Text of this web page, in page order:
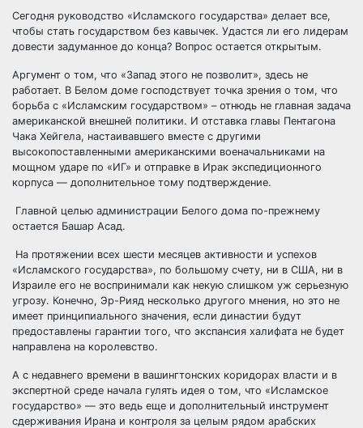
Сегодня руководство «Исламского государства» делает все,
чтобы стать государством без кавычек. Удастся ли его лидерам
довести задуманное до конца? Вопрос остается открытым.
Аргумент о том, что «Запад этого не позволит», здесь не
работает. В Белом доме господствует точка зрения о том, что
борьба с «Исламским государством» – отнюдь не главная задача
американской внешней политики. И отставка главы Пентагона
Чака Хейгела, настаивавшего вместе с другими
высокопоставленными американскими военачальниками на
мощном ударе по «ИГ» и отправке в Ирак экспедиционного
корпуса — дополнительное тому подтверждение.
Главной целью администрации Белого дома по-прежнему
остается Башар Асад.
На протяжении всех шести месяцев активности и успехов
«Исламского государства», по большому счету, ни в США, ни в
Израиле его не воспринимали как некую слишком уж серьезную
угрозу. Конечно, Эр-Рияд несколько другого мнения, но это не
имеет принципиального значения, если династии будут
предоставлены гарантии того, что экспансия халифата не будет
направлена на королевство.
А с недавнего времени в вашингтонских коридорах власти и в
экспертной среде начала гулять идея о том, что «Исламское
государство» — это ведь еще и дополнительный инструмент
сдерживания Ирана и контроля за целым рядом арабских